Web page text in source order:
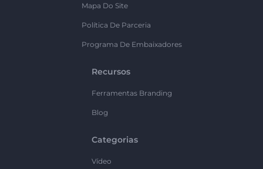
Mapa Do Site
Política De Parceria
Programa De Embaixadores
Recursos
Ferramentas Branding
Blog
Categorias
Vídeo